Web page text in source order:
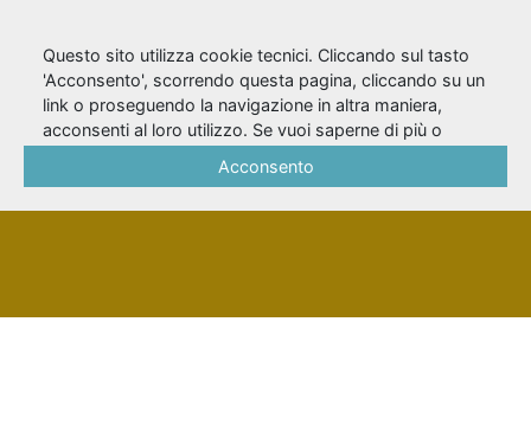
Balestrini, Nanni
PERSONA
Questo sito utilizza cookie tecnici. Cliccando sul tasto
'Acconsento', scorrendo questa pagina, cliccando su un
link o proseguendo la navigazione in altra maniera,
acconsenti al loro utilizzo. Se vuoi saperne di più o
Acconsento